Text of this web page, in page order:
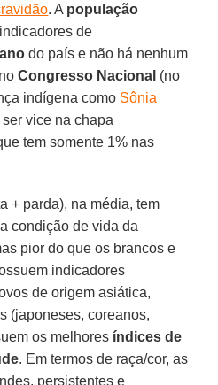
. A população
de
do país e não há nenhum
Congresso Nacional (no
indígena como Sônia
vice na chapa
tem somente 1% nas
+ parda), na média, tem
condição de vida da
pior do que os brancos e
indicadores
de origem asiática,
(japoneses, coreanos,
os melhores índices de
. Em termos de raça/cor, as
persistentes e